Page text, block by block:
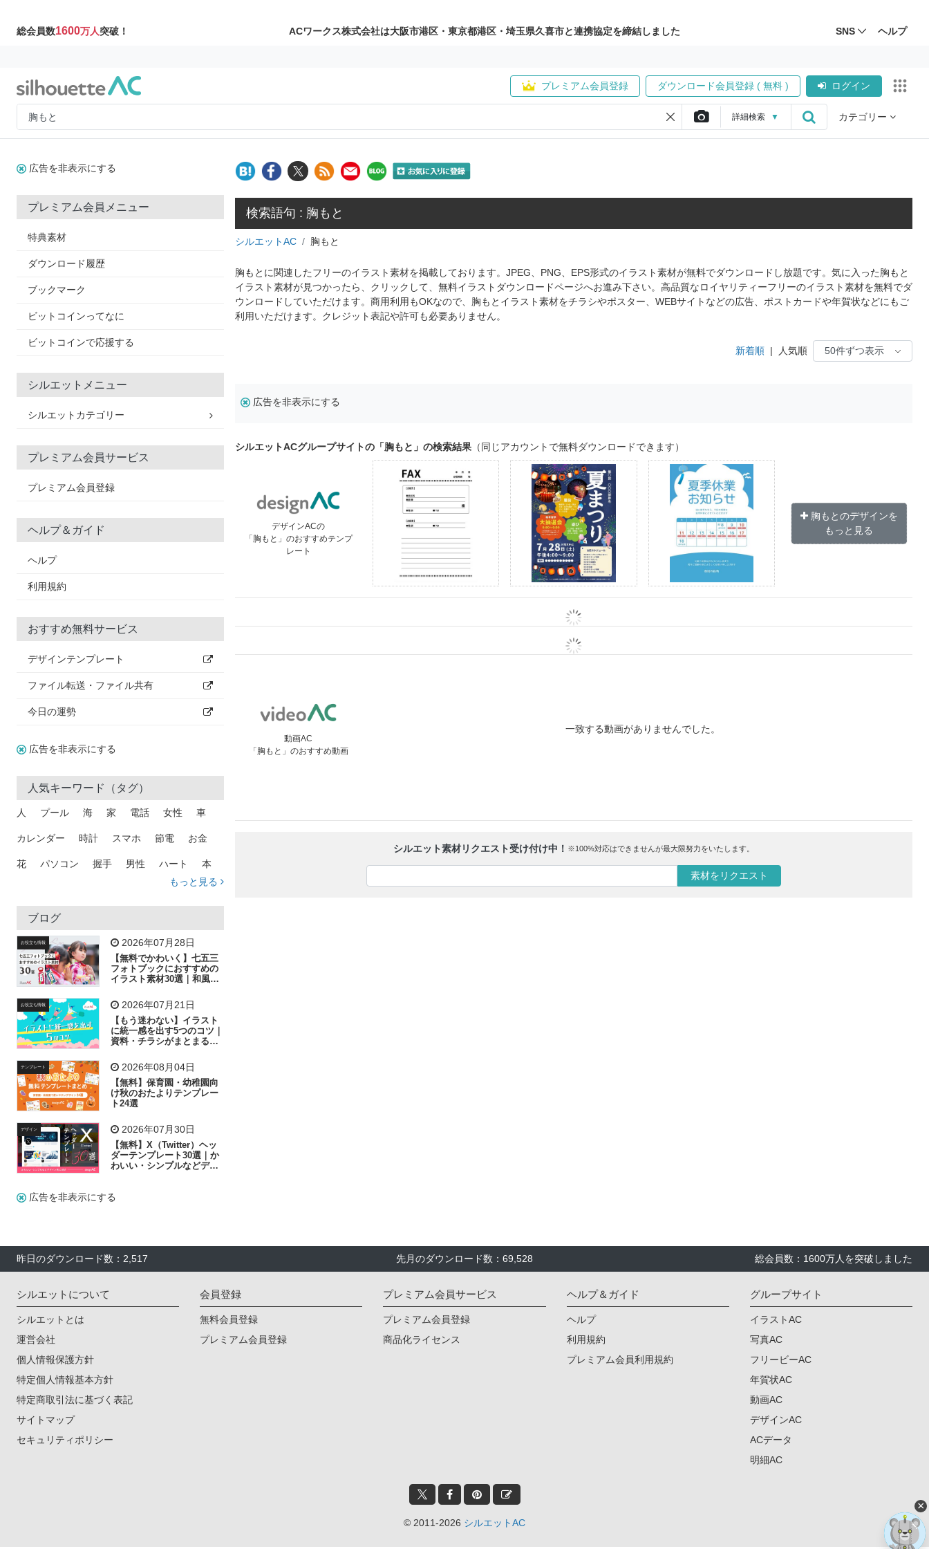
総会員数1600万人突破！ ACワークス株式会社は大阪市港区・東京都港区・埼玉県久喜市と連携協定を締結しました SNS ヘルプ
プレミアム会員登録 ダウンロード会員登録 ( 無料 ) ログイン
詳細検索 ▼ カテゴリー
広告を非表示にする
プレミアム会員メニュー
特典素材
ダウンロード履歴
ブックマーク
ビットコインってなに
ビットコインで応援する
シルエットメニュー
シルエットカテゴリー
プレミアム会員サービス
プレミアム会員登録
ヘルプ＆ガイド
ヘルプ
利用規約
おすすめ無料サービス
デザインテンプレート
ファイル転送・ファイル共有
今日の運勢
広告を非表示にする
人気キーワード（タグ）
人 プール 海 家 電話 女性 車
カレンダー 時計 スマホ 節電 お金
花 パソコン 握手 男性 ハート 本
トラック 木
吹き出し
飛行機 グラフ ビル 魚 家族 書類
歩く 工場 会社 太陽 キラキラ
子供 作業員 相談 ピクトグラム
もっと見る
ブログ
お役立ち情報 2026年07月28日
【無料でかわいく】七五三
フォトブックにおすすめの
イラスト素材30選｜和風の
お役立ち情報 2026年07月21日
【もう迷わない】イラスト
に統一感を出す5つのコツ｜
資料・チラシがまとまるフ
テンプレート 2026年08月04日
【無料】保育園・幼稚園向
け秋のおたよりテンプレー
ト24選
デザイン 2026年07月30日
【無料】X（Twitter）ヘッ
ダーテンプレート30選｜か
わいい・シンプルなどデザ
広告を非表示にする
検索語句 : 胸もと
シルエットAC 胸もと
胸もとに関連したフリーのイラスト素材を掲載しております。JPEG、PNG、EPS形式のイラスト素材が無料でダウンロードし放題です。気に入った胸もと
イラスト素材が見つかったら、クリックして、無料イラストダウンロードページへお進み下さい。高品質なロイヤリティーフリーのイラスト素材を無料でダ
ウンロードしていただけます。商用利用もOKなので、胸もとイラスト素材をチラシやポスター、WEBサイトなどの広告、ポストカードや年賀状などにもご
利用いただけます。クレジット表記や許可も必要ありません。
新着順 | 人気順
広告を非表示にする
シルエットACグループサイトの「胸もと」の検索結果 （同じアカウントで無料ダウンロードできます）
デザインACの
「胸もと」のおすすめテンプ
レート
胸もとのデザインを
もっと見る
動画AC
「胸もと」のおすすめ動画
一致する動画がありませんでした。
シルエット素材リクエスト受け付け中！ ※100%対応はできませんが最大限努力をいたします。
素材をリクエスト
昨日のダウンロード数：2,517 先月のダウンロード数：69,528 総会員数：1600万人を突破しました
シルエットについて
シルエットとは
運営会社
個人情報保護方針
特定個人情報基本方針
特定商取引法に基づく表記
サイトマップ
セキュリティポリシー
会員登録
無料会員登録
プレミアム会員登録
プレミアム会員サービス
プレミアム会員登録
商品化ライセンス
ヘルプ＆ガイド
ヘルプ
利用規約
プレミアム会員利用規約
グループサイト
イラストAC
写真AC
フリービーAC
年賀状AC
動画AC
デザインAC
ACデータ
明細AC
© 2011-2026 シルエットAC
×